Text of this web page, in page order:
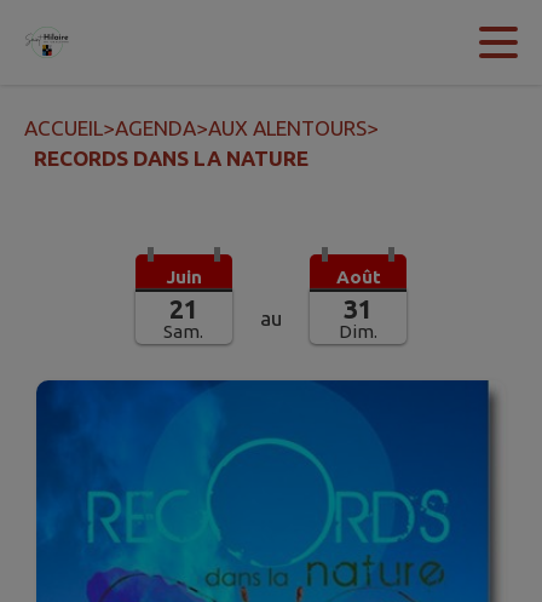
Contenu
ACCUEIL>AGENDA>AUX ALENTOURS>
RECORDS DANS LA NATURE
Juin
21
Sam.
au
Août
31
Dim.